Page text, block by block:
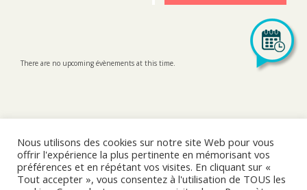
There are no upcoming évènements at this time.
LinkedIn
Nous utilisons des cookies sur notre site Web pour vous
offrir l'expérience la plus pertinente en mémorisant vos
préférences et en répétant vos visites. En cliquant sur «
Tout accepter », vous consentez à l'utilisation de TOUS les